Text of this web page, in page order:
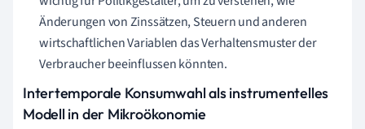
Änderungen von Zinssätzen, Steuern und anderen
wirtschaftlichen Variablen das Verhaltensmuster der
Verbraucher beeinflussen könnten.
Intertemporale Konsumwahl als instrumentelles
Modell in der Mikroökonomie